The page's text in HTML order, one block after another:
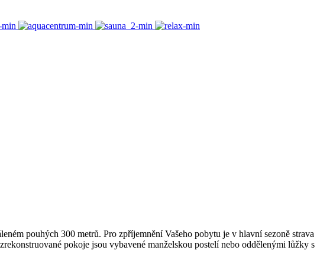
pouhých 300 metrů. Pro zpříjemnění Vašeho pobytu je v hlavní sezoně strava
pokoje jsou vybavené manželskou postelí nebo oddělenými lůžky s